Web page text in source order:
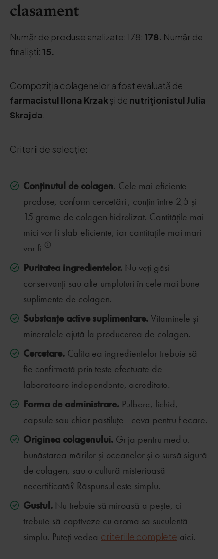
clasament
Număr de produse analizate: 178: 178. Număr de
finaliști: 15.
Compoziția colagenelor a fost evaluată de
farmacistul Ilona Krzakși de nutriționistul Julia
Skrajda.
Criterii de selecție:
Conținutul de colagen. Cele mai eficiente
produse, conform cercetării, conțin între 2,5 și
15 grame de colagen hidrolizat. Cantitățile mai
mici vor fi slab eficiente, iar cantitățile mai mari
vor fi
.
Puritatea ingredientelor. Nu veți găsi
conservanți sau alte umpluturi în cele mai bune
suplimente de colagen.
Substanțe active suplimentare. Vitaminele și
mineralele ajută la producerea de colagen.
Cercetare. Calitatea ingredientelor trebuie să
fie confirmată prin teste efectuate de
laboratoare independente, acreditate.
Forma de administrare. Pulbere, lichid,
capsule sau chiar pastiluțe - ceva pentru fiecare.
Originea colagenului. Grija pentru mediu,
bunăstarea mărilor și oceanelor și o sursă sigură
de colagen, sau o cultură misterioasă
necertificată? Răspunsul este simplu.
Gustul. Nu trebuie să miroasă a pește, ci
trebuie să captiveze cu aroma sa suculentă -
simplu. Puteți vedea criteriile complete aici.